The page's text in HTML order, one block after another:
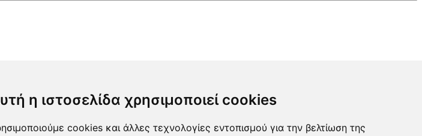
η ιστοσελίδα χρησιμοποιεί cookies
cookies και άλλες τεχνολογίες εντοπισμού για την βελτίωση της